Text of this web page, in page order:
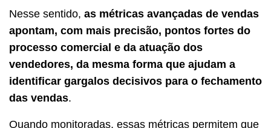
Nesse sentido, as métricas avançadas de vendas
apontam, com mais precisão, pontos fortes do
processo comercial e da atuação dos
vendedores, da mesma forma que ajudam a
identificar gargalos decisivos para o fechamento
das vendas.
Quando monitoradas, essas métricas permitem que